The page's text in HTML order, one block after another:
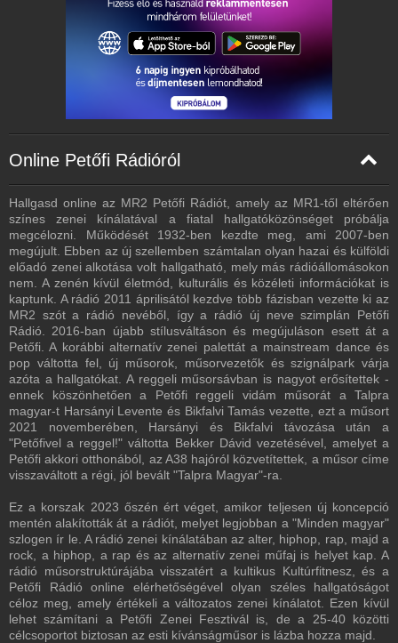
Online Petőfi Rádióról
Hallgasd online az MR2 Petőfi Rádiót, amely az MR1-től eltérően
színes zenei kínálatával a fiatal hallgatóközönséget próbálja
megcélozni. Működését 1932-ben kezdte meg, ami 2007-ben
megújult. Ebben az új szellemben számtalan olyan hazai és külföldi
előadó zenei alkotása volt hallgatható, mely más rádióállomásokon
nem. A zenén kívül életmód, kulturális és közéleti információkat is
kaptunk. A rádió 2011 áprilisától kezdve több fázisban vezette ki az
MR2 szót a rádió nevéből, így a rádió új neve szimplán Petőfi
Rádió. 2016-ban újabb stílusváltáson és megújuláson esett át a
Petőfi. A korábbi alternatív zenei palettát a mainstream dance és
pop váltotta fel, új műsorok, műsorvezetők és szignálpark várja
azóta a hallgatókat. A reggeli műsorsávban is nagyot erősítettek -
ennek köszönhetően a Petőfi reggeli vidám műsorát a Talpra
magyar-t Harsányi Levente és Bikfalvi Tamás vezette, ezt a műsort
2021 novemberében, Harsányi és Bikfalvi távozása után a
"Petőfivel a reggel!" váltotta Bekker Dávid vezetésével, amelyet a
Petőfi akkori otthonából, az A38 hajóról közvetítettek, a műsor címe
visszaváltott a régi, jól bevált "Talpra Magyar"-ra.
Ez a korszak 2023 őszén ért véget, amikor teljesen új koncepció
mentén alakították át a rádiót, melyet legjobban a "Minden magyar"
szlogen ír le. A rádió zenei kínálatában az alter, hiphop, rap, majd a
rock, a hiphop, a rap és az alternatív zenei műfaj is helyet kap. A
rádió műsorstruktúrájába visszatért a kultikus Kultúrfitnesz, és a
Petőfi Rádió online elérhetőségével olyan széles hallgatóságot
céloz meg, amely értékeli a változatos zenei kínálatot. Ezen kívül
lehet számítani a Petőfi Zenei Fesztivál is, de a 25-40 közötti
célcsoportot biztosan az esti kívánságműsor is lázba hozza majd.